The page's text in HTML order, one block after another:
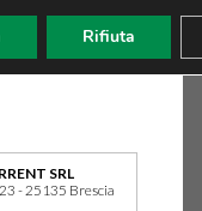
SRL
- 25135 Brescia
Rifiuta